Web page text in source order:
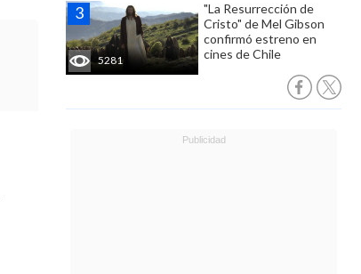
5281
"La Resurrección de
Cristo" de Mel Gibson
confirmó estreno en
cines de Chile